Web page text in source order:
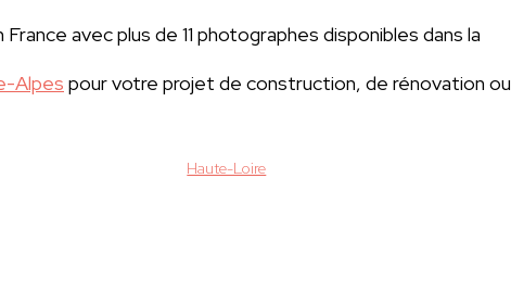
avec plus de 11 photographes disponibles dans la
Alpes pour votre projet de construction, de rénovation ou
Haute-Loire